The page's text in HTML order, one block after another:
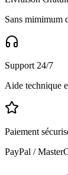
Sans mimimum
Support 24/7
Aide technique
Paiement
PayPal /